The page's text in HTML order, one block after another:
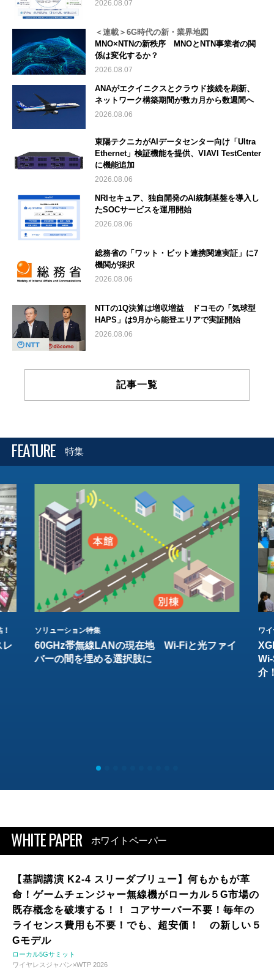
2026.08.07
＜連載＞6G時代の新・業界地図
MNO×NTNの新秩序 MNOとNTN事業者の関
係は変化するか？
2026.08.07
ANAがエクイニクスとクラウド接続を刷新、
ネットワーク構築期間が数カ月から数週間へ
2026.08.06
東陽テクニカがAIデータセンター向け「Ultra
Ethernet」検証機能を提供、VIAVI TestCenter
に機能追加
2026.08.06
NRIセキュア、独自開発のAI統制基盤を導入し
たSOCサービスを運用開始
2026.08.06
総務省の「ワット・ビット連携関連実証」に7
機関が採択
2026.08.06
NTTの1Q決算は増収増益 ドコモの「気球型
HAPS」は9月から能登エリアで実証開始
2026.08.06
記事一覧
FEATURE 特集
レ
ソリューション特集
60GHz帯無線LANの現在地 Wi-Fiと光ファイ
バーの間を埋める選択肢に
ワ
介
WHITE PAPER ホワイトペーパー
【基調講演 K2-4 スリーダブリュー】何もかもが革
命！ゲームチェンジャー無線機がローカル５G市場の
既存概念を破壊する！！ コアサーバー不要！毎年の
ライセンス費用も不要！でも、超安価！ の新しい５
Gモデル
ローカル5Gサミット
ワイヤレスジャパン×WTP 2026